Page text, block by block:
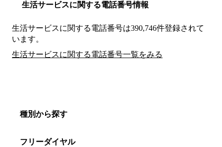
生活サービスに関する電話番号情報
生活サービスに関する電話番号は390,746件登録されて
います。
生活サービスに関する電話番号一覧をみる
種別から探す
フリーダイヤル